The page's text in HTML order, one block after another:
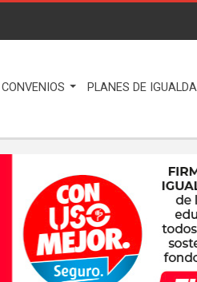
CONVENIOS PLANES DE